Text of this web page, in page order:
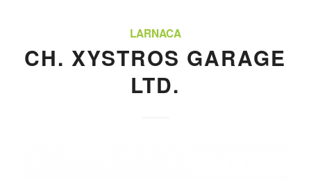
LARNACA
CH. XYSTROS GARAGE
LTD.